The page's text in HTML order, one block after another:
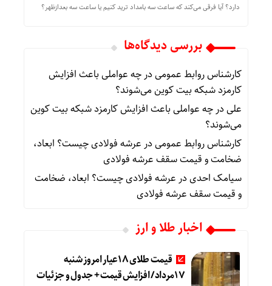
دارد؟ آیا فرقی می‌کند که ساعت سه بامداد ترید کنیم یا ساعت سه بعدازظهر؟
بررسی دیدگاه‌ها
کارشناس روابط عمومیدرچه عواملی باعث افزایش
کارمزد شبکه بیت کوین می‌شوند؟
علیدرچه عواملی باعث افزایش کارمزد شبکه بیت کوین
می‌شوند؟
کارشناس روابط عمومیدر عرشه فولادی چیست؟ ابعاد،
ضخامت و قیمت سقف عرشه فولادی
سیامک احدیدر عرشه فولادی چیست؟ ابعاد، ضخامت
و قیمت سقف عرشه فولادی
اخبار طلا و ارز
قیمت طلای 18عیار امروز شنبه
17مرداد/ افزایش قیمت + جدول و جزئیات